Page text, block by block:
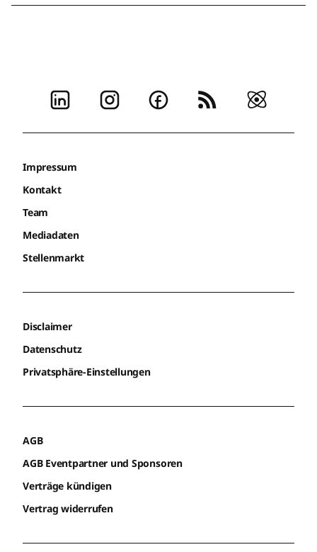
Impressum
Kontakt
Team
Mediadaten
Stellenmarkt
Disclaimer
Datenschutz
Privatsphäre-Einstellungen
AGB
AGB Eventpartner und Sponsoren
Verträge kündigen
Vertrag widerrufen